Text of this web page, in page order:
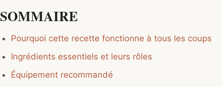
SOMMAIRE
Pourquoi cette recette fonctionne à tous les coups
Ingrédients essentiels et leurs rôles
Équipement recommandé